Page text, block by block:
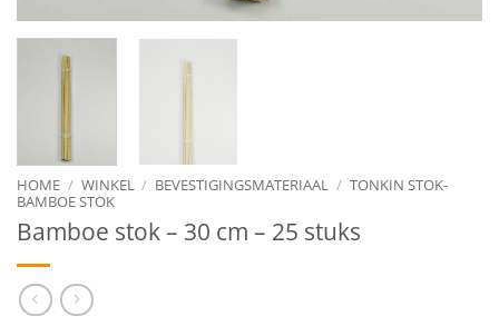
HOME / WINKEL / BEVESTIGINGSMATERIAAL / TONKIN STOK-
BAMBOE STOK
Bamboe stok – 30 cm – 25 stuks